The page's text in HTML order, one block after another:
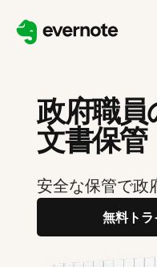
政府職
文書保管
安全な保管で政
無料ト